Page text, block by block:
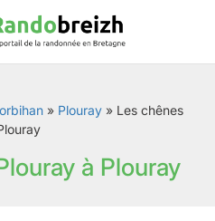
» Plouray » Les chênes
à Plouray